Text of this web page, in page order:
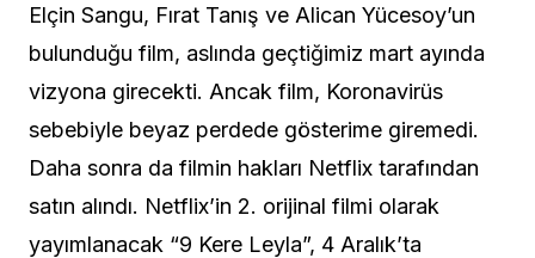
Elçin Sangu, Fırat Tanış ve Alican Yücesoy’un
bulunduğu film, aslında geçtiğimiz mart ayında
vizyona girecekti. Ancak film, Koronavirüs
sebebiyle beyaz perdede gösterime giremedi.
Daha sonra da filmin hakları Netflix tarafından
satın alındı. Netflix’in 2. orijinal filmi olarak
yayımlanacak “9 Kere Leyla”, 4 Aralık’ta